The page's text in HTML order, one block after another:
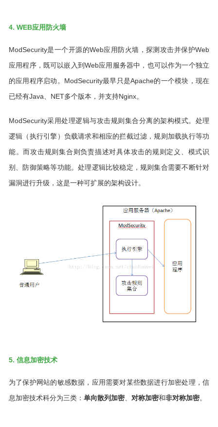
4. WEB应用防火墙
ModSecurity是一个开源的Web应用防火墙，探测攻击并保护Web
应用程序，既可以嵌入到Web应用服务器中，也可以作为一个独立
的应用程序启动。ModSecurity最早只是Apache的一个模块，现在
已经有Java 、NET多个版本，并支持Nginx。
ModSecurity采用处理逻辑与攻击规则集合分离的架构模式。处理
逻辑（执行引擎）负载请求和相应的拦截过滤，规则加载执行等功
能。而攻击规则集合则负责描述对具体攻击的规则定义、模式识
别、防御策略等功能。处理逻辑比较稳定，规则集合需要不断针对
漏洞进行升级，这是一种可扩展的架构设计。
5. 信息加密技术
为了保护网站的敏感数据，应用需要对某些数据进行加密处理，信
息加密技术科分为三类： 单向散列加密、 对称加密和非对称加密。